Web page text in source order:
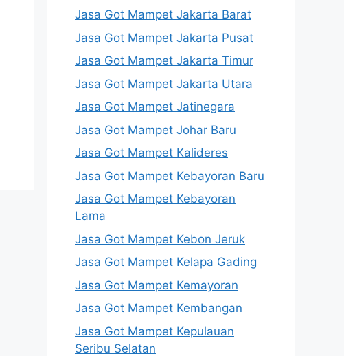
Jasa Got Mampet Jakarta Barat
Jasa Got Mampet Jakarta Pusat
Jasa Got Mampet Jakarta Timur
Jasa Got Mampet Jakarta Utara
Jasa Got Mampet Jatinegara
Jasa Got Mampet Johar Baru
Jasa Got Mampet Kalideres
Jasa Got Mampet Kebayoran Baru
Jasa Got Mampet Kebayoran
Lama
Jasa Got Mampet Kebon Jeruk
Jasa Got Mampet Kelapa Gading
Jasa Got Mampet Kemayoran
Jasa Got Mampet Kembangan
Jasa Got Mampet Kepulauan
Seribu Selatan